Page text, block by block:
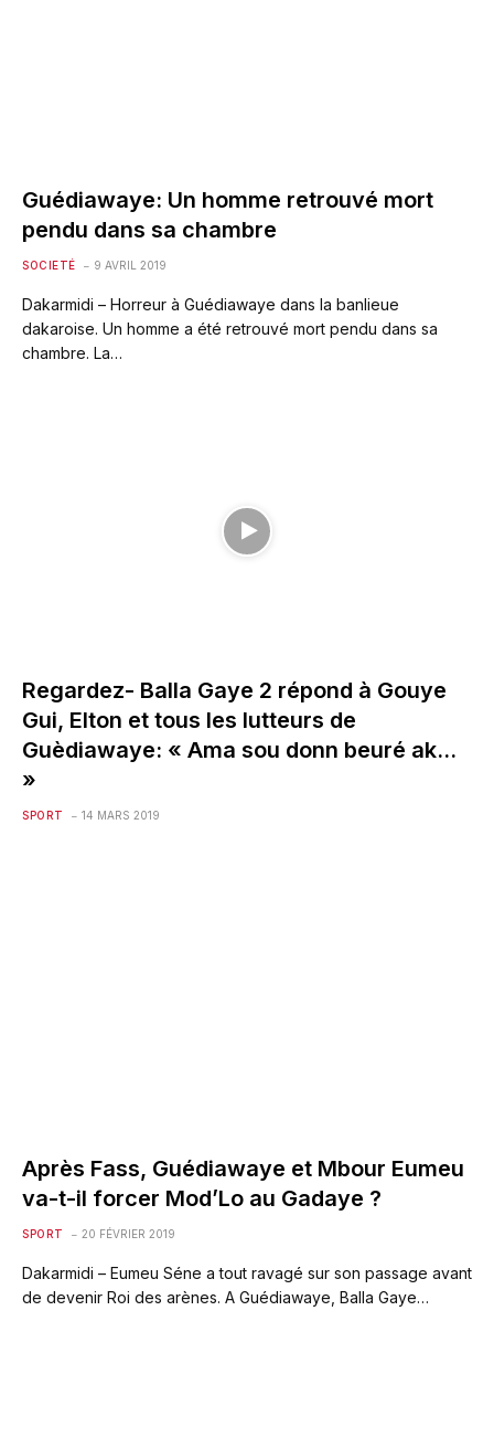
Guédiawaye: Un homme retrouvé mort
pendu dans sa chambre
SOCIETÉ 9 AVRIL 2019
Dakarmidi – Horreur à Guédiawaye dans la banlieue
dakaroise. Un homme a été retrouvé mort pendu dans sa
chambre. La…
Regardez- Balla Gaye 2 répond à Gouye
Gui, Elton et tous les lutteurs de
Guèdiawaye: « Ama sou donn beuré ak…
»
SPORT 14 MARS 2019
Après Fass, Guédiawaye et Mbour Eumeu
va-t-il forcer Mod’Lo au Gadaye ?
SPORT 20 FÉVRIER 2019
Dakarmidi – Eumeu Séne a tout ravagé sur son passage avant
de devenir Roi des arènes. A Guédiawaye, Balla Gaye…